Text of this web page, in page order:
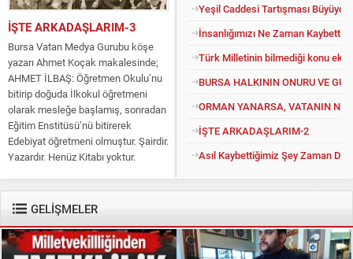
İŞTE ARKADAŞLARIM-3
Bursa Vatan Medya Gurubu köşe
yazarı Ahmet Koçak makalesinde;
AHMET İLBAŞ: Öğretmen Okulu’nu
bitirip doğuda İlkokul öğretmeni
olarak mesleğe başlamış, sonradan
Eğitim Enstitüsü’nü bitirerek
Edebiyat öğretmeni olmuştur. Şairdir.
Yazardır. Henüz Kitabı yoktur.
diyenlere güler geçer. Yüce...
Yeşil Caddesi Tartışması Büyüyor
İnsanlığımızı Ne Zaman Kaybettik?
Türk Milletinin bilmediği konu
BURSA HALKININ ONURU VE
ORMAN YANARSA, VATANIN
İŞTE ARKADAŞLARIM-2
Asıl Kaybettiğimiz Şey Zaman
GELİŞMELER